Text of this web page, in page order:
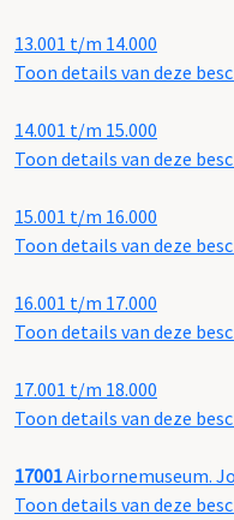
13.001 t/m 14.000
Toon details van deze
14.001 t/m 15.000
Toon details van deze
15.001 t/m 16.000
Toon details van deze
16.001 t/m 17.000
Toon details van deze
17.001 t/m 18.000
Toon details van deze
17001Airbornemuseum.
Toon details van deze